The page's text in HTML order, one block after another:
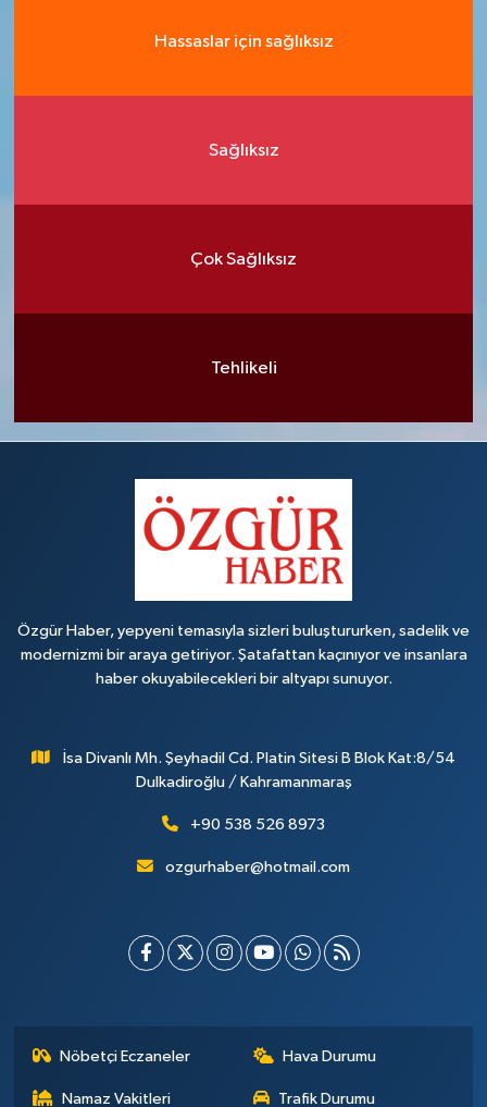
Hassaslar için sağlıksız
Sağlıksız
Çok Sağlıksız
Tehlikeli
Özgür Haber, yepyeni temasıyla sizleri buluştururken, sadelik ve
modernizmi bir araya getiriyor. Şatafattan kaçınıyor ve insanlara
haber okuyabilecekleri bir altyapı sunuyor.
İsa Divanlı Mh. Şeyhadil Cd. Platin Sitesi B Blok Kat:8/54
Dulkadiroğlu / Kahramanmaraş
+90 538 526 8973
ozgurhaber@hotmail.com
Nöbetçi Eczaneler Hava Durumu
Namaz Vakitleri Trafik Durumu